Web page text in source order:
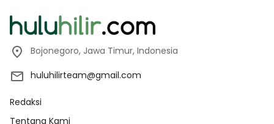
Bojonegoro, Jawa Timur, Indonesia
huluhilirteam@gmail.com
Redaksi
Tentang Kami